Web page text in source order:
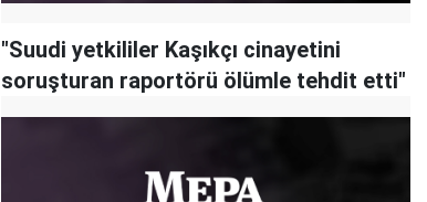
"Suudi yetkililer Kaşıkçı cinayetini
soruşturan raportörü ölümle tehdit etti"